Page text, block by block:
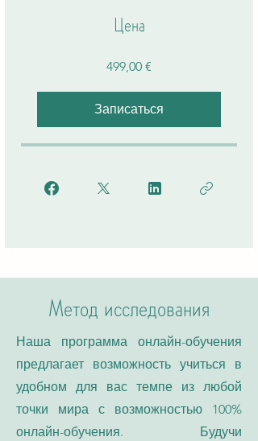
Цена
499,00 €
Записаться
Метод исследования
Наша программа онлайн-обучения
предлагает возможность учиться в
удобном для вас темпе из любой
точки мира с возможностью 100%
онлайн-обучения. Будучи